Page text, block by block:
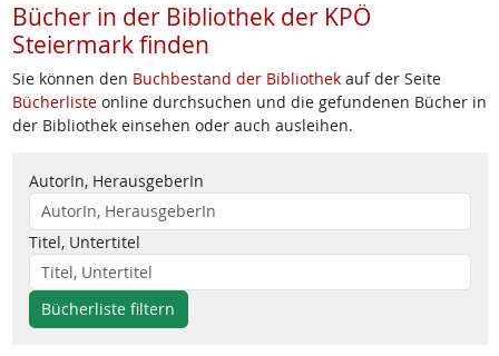
Bücher in der Bibliothek der KPÖ
Steiermark finden
Sie können den Buchbestand der Bibliothekauf der Seite
Bücherlisteonline durchsuchen und die gefundenen Bücher in
der Bibliothek einsehen oder auch ausleihen.
AutorIn, HerausgeberIn
Titel, Untertitel
Bücherliste filtern